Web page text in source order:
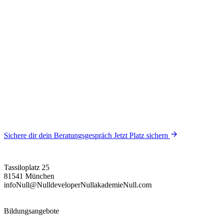
Sichere dir dein Beratungsgespräch Jetzt Platz sichern
Tassiloplatz 25
81541 München
infoNull@NulldeveloperNullakademieNull.com
Bildungsangebote